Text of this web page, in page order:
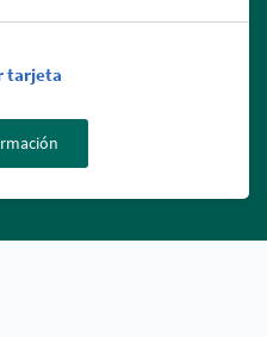
tarjeta